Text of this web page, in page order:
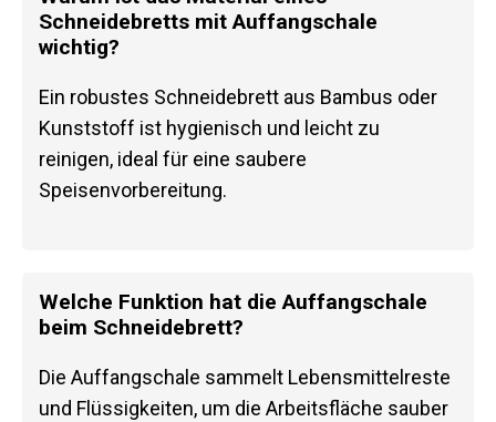
Schneidebretts mit Auffangschale
wichtig?
Ein robustes Schneidebrett aus Bambus oder
Kunststoff ist hygienisch und leicht zu
reinigen, ideal für eine saubere
Speisenvorbereitung.
Welche Funktion hat die Auffangschale
beim Schneidebrett?
Die Auffangschale sammelt Lebensmittelreste
und Flüssigkeiten, um die Arbeitsfläche sauber